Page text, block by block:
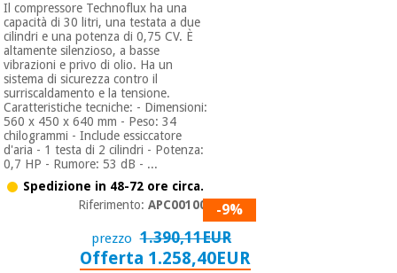
Strumenti
chirurgici
(liquidazione)
Il compressore Technoflux ha una
capacità di 30 litri, una testata a due
cilindri e una potenza di 0,75 CV. È
altamente silenzioso, a basse
vibrazioni e privo di olio. Ha un
sistema di sicurezza contro il
surriscaldamento e la tensione.
Caratteristiche tecniche: - Dimensioni:
560 x 450 x 640 mm - Peso: 34
chilogrammi - Include essiccatore
d'aria - 1 testa di 2 cilindri - Potenza:
0,7 HP - Rumore: 53 dB - ...
Spedizione in 48-72 ore circa.
Riferimento:APC001000 -9%
prezzo 1.390,11EUR
Offerta 1.258,40EUR